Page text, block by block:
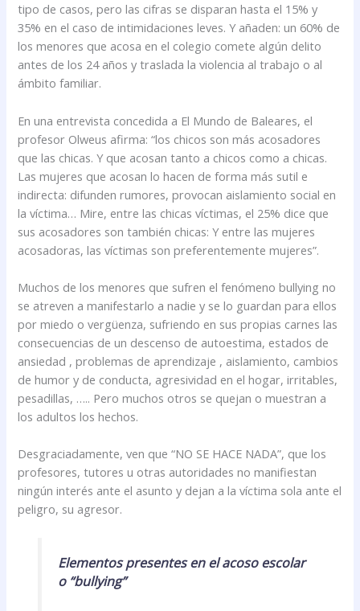
tipo de casos, pero las cifras se disparan hasta el 15% y
35% en el caso de intimidaciones leves. Y añaden: un 60% de
los menores que acosa en el colegio comete algún delito
antes de los 24 años y traslada la violencia al trabajo o al
ámbito familiar.
En una entrevista concedida a El Mundo de Baleares, el
profesor Olweus afirma: “los chicos son más acosadores
que las chicas. Y que acosan tanto a chicos como a chicas.
Las mujeres que acosan lo hacen de forma más sutil e
indirecta: difunden rumores, provocan aislamiento social en
la víctima… Mire, entre las chicas víctimas, el 25% dice que
sus acosadores son también chicas: Y entre las mujeres
acosadoras, las víctimas son preferentemente mujeres”.
Muchos de los menores que sufren el fenómeno bullying no
se atreven a manifestarlo a nadie y se lo guardan para ellos
por miedo o vergüenza, sufriendo en sus propias carnes las
consecuencias de un descenso de autoestima, estados de
ansiedad , problemas de aprendizaje , aislamiento, cambios
de humor y de conducta, agresividad en el hogar, irritables,
pesadillas, ….. Pero muchos otros se quejan o muestran a
los adultos los hechos.
Desgraciadamente, ven que “NO SE HACE NADA”, que los
profesores, tutores u otras autoridades no manifiestan
ningún interés ante el asunto y dejan a la víctima sola ante el
peligro, su agresor.
Elementos presentes en el acoso escolar
o “bullying”